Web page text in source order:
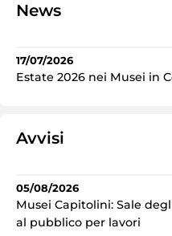
News
17/07/2026
Estate 2026 nei Musei in
Avvisi
05/08/2026
Musei Capitolini: Sale
al pubblico per lavori